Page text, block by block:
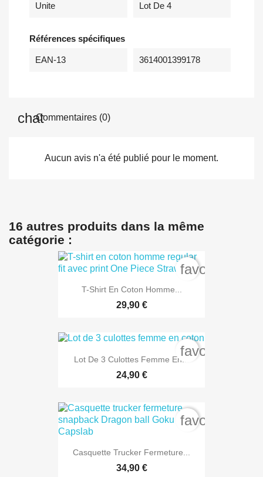
Unite Lot De 4
Références spécifiques
EAN-13 3614001399178
Commentaires (0)
Aucun avis n'a été publié pour le moment.
16 autres produits dans la même
catégorie :
T-Shirt En Coton Homme...
29,90 €
Lot De 3 Culottes Femme En...
24,90 €
Casquette Trucker Fermeture...
34,90 €